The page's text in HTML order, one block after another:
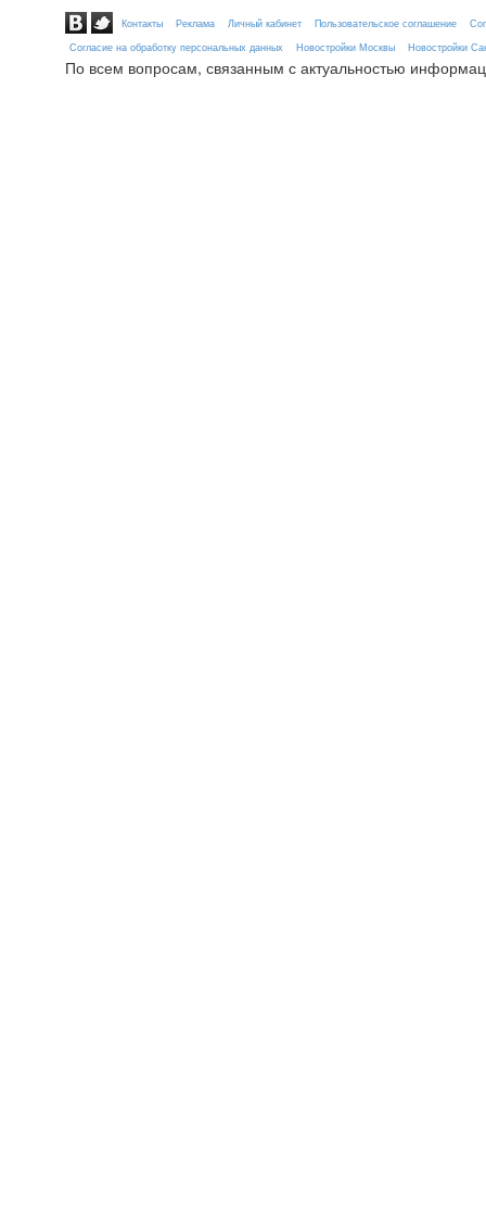
Контакты Реклама Личный кабинет Пользовательское соглашение
Согласие на обработку персональных данных
Новостройки Москвы Новостройки
По всем вопросам, связанным с актуальностью